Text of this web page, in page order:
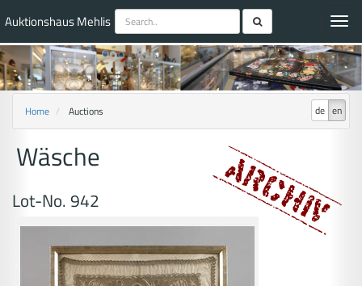
Auktionshaus Mehlis
de en
Home Auctions
Wäsche
Lot-No. 942